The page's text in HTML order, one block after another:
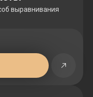
выравнивания